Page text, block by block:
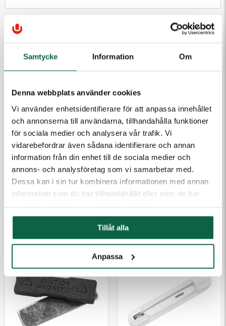
Samtycke Information Om
Denna webbplats använder cookies
Vi använder enhetsidentifierare för att anpassa innehållet
och annonserna till användarna, tillhandahålla funktioner
för sociala medier och analysera vår trafik. Vi
vidarebefordrar även sådana identifierare och annan
information från din enhet till de sociala medier och
annons- och analysföretag som vi samarbetar med.
Dessa kan i sin tur kombinera informationen med annan
information som du har tillhandahållit eller som de har
Tillåt alla
Anpassa
Meddelande till kundtjänst
(Fyll i email först) Dra och släpp eller klicka för att ladda
upp filer
Kontakta mig
TILLBEHÖR